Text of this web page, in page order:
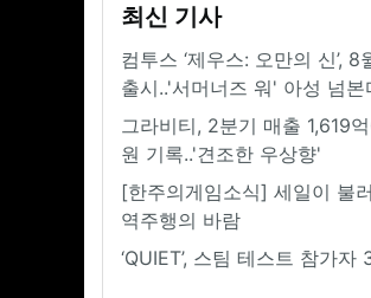
최신 기사
컴투스 ‘제우스: 오만의 신’,
출시..'서머너즈 워' 아성 넘본
그라비티, 2분기 매출 1,619
원 기록..'견조한 우상향'
[한주의게임소식] 세일이 불
역주행의 바람
‘QUIET’, 스팀 테스트 참가자